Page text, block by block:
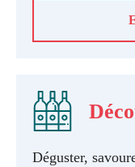
Déguster,